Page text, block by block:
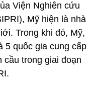
Viện Nghiên cứu
Mỹ hiện là nhà
Trong khi đó, Mỹ,
5 quốc gia cung cấp
cầu trong giai đoạn